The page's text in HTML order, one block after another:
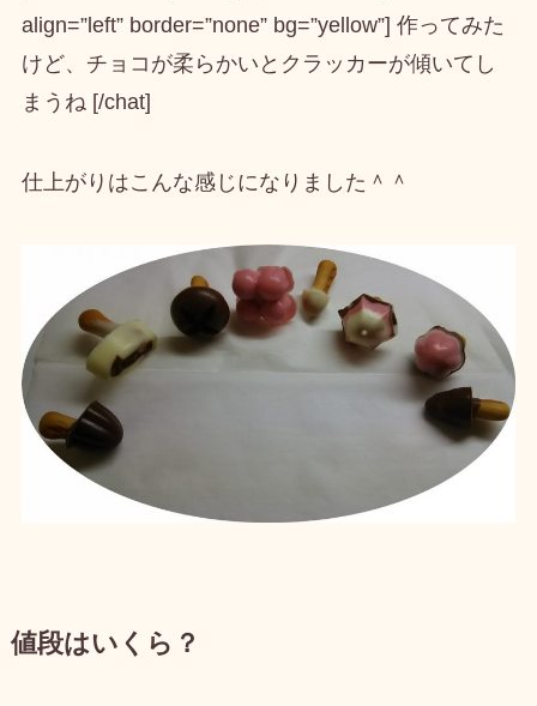
align=”left” border=”none” bg=”yellow”] 作ってみた
けど、チョコが柔らかいとクラッカーが傾いてし
まうね [/chat]
仕上がりはこんな感じになりました＾＾
値段はいくら？